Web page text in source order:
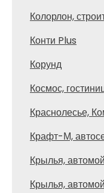
Колорлон,
Конти Plus
Корунд
Космос,
Краснолесье,
Крафт-М,
Крылья,
Крылья,